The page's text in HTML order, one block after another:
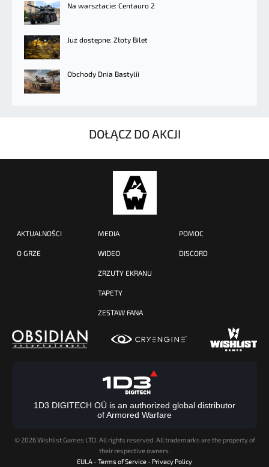
Na warsztacie: Centauro 2
Już dostępne: Złoty Bilet
Obchody Dnia Bastylii
DOŁĄCZ DO AKCJI
AKTUALNOŚCI
O GRZE
MEDIA
WIDEO
ZRZUTY EKRANU
TAPETY
ZESTAW FANA
POMOC
DISCORD
1D3 DIGITECH OÜ is an authorized global distributor
of Armored Warfare
© 2026 Wishlist Games LTD. All rights reserved. All trademarks are the property of
their respective owners.
EULA - Terms of Service - Privacy Policy